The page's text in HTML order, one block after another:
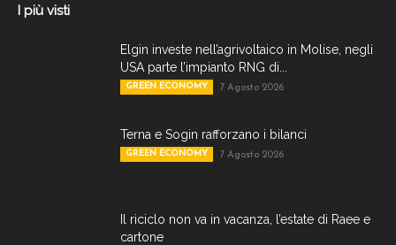
I più visti
Elgin investe nell’agrivoltaico in Molise, negli
USA parte l’impianto RNG di...
GREEN ECONOMY 7 Agosto 2026
Terna e Sogin rafforzano i bilanci
GREEN ECONOMY 7 Agosto 2026
Il riciclo non va in vacanza, l’estate di Raee e
cartone